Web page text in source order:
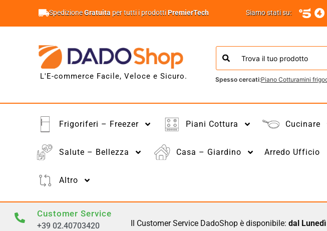
SpedizioneGratuita per tutti i prodottiPremierTech Siamo stati su:
L'E-commerce Facile, Veloce e Sicuro. Spesso cercati:Piano Cotturamini frigo
Frigoriferi – Freezer Piani Cottura Cucinare
Salute – Bellezza Casa – Giardino Arredo Ufficio
Altro
Customer Service
+39 02.40703420 Il Customer Service DadoShop è disponibile: dal